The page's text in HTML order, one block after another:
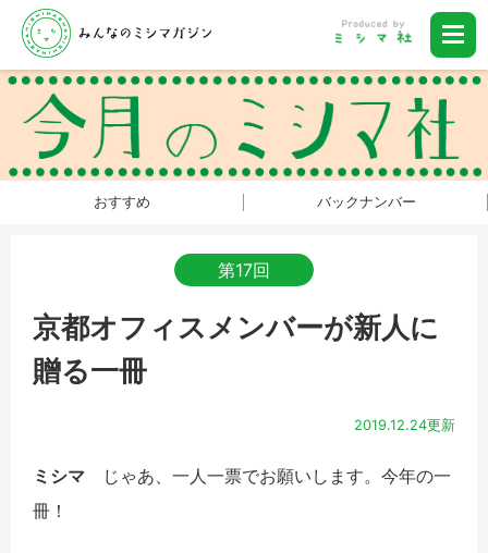
おすすめ バックナンバー
第17回
京都オフィスメンバーが新人に
贈る一冊
2019.12.24更新
ミシマ じゃあ、一人一票でお願いします。今年の一
冊！